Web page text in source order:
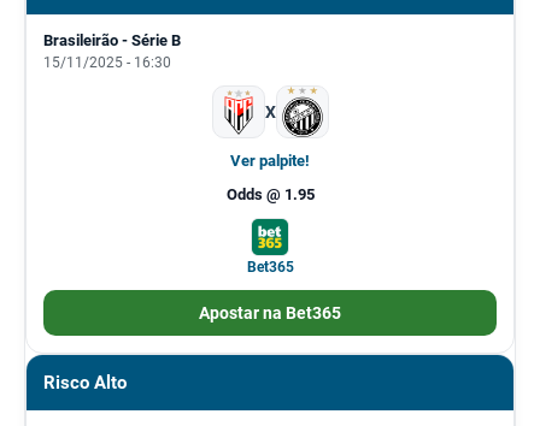
Brasileirão - Série B
15/11/2025 - 16:30
X
Ver palpite!
Odds @ 1.95
Bet365
Apostar na Bet365
Risco Alto